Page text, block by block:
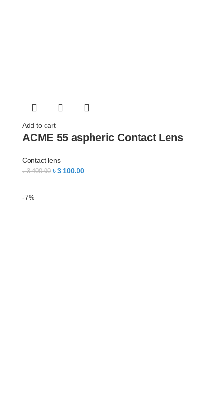
Add to cart
ACME 55 aspheric Contact Lens
Contact lens
৳3,400.00 ৳3,100.00
-7%